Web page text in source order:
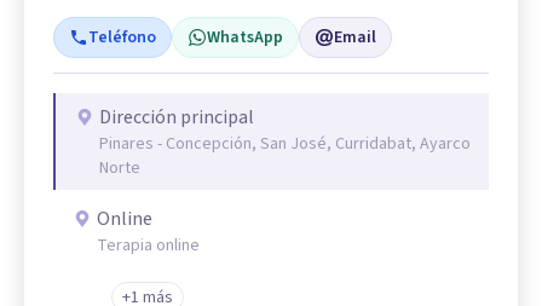
Teléfono WhatsApp Email
Dirección principal
Pinares - Concepción, San José, Curridabat, Ayarco
Norte
Online
Terapia online
+1 más